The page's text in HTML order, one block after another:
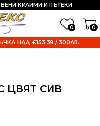
0 0
КИЛИМИ И ПЪТЕКИ
НАД €153.39 / 300ЛВ.
ЦВЯТ СИВ